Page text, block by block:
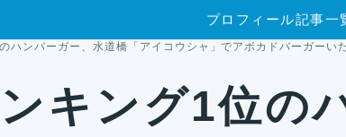
プロフィール記事一
ハンバーガー、水道橋「アイコウシャ」でアボカドバーガーい
キング1位の